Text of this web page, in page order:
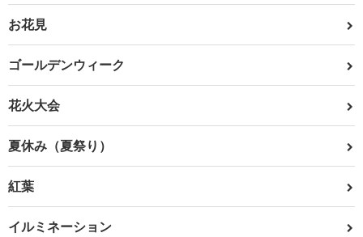
お花見
ゴールデンウィーク
花火大会
夏休み（夏祭り）
紅葉
イルミネーション